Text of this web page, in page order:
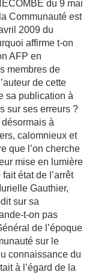
du 9 mai
Communauté est
2009 du
affirme t-on
AFP en
membres de
de cette
sa publication à
sur ses erreurs ?
désormais à
calomnieux et
que l’on cherche
mise en lumière
état de l’arrêt
Gauthier,
sur sa
t-on pas
de l’époque
sur le
connaissance du
à l’égard de la